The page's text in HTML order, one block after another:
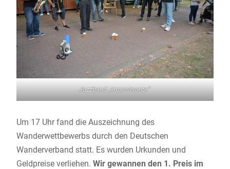
Jazzband „Improvisante“
Um 17 Uhr fand die Auszeichnung des
Wanderwettbewerbs durch den Deutschen
Wanderverband statt. Es wurden Urkunden und
Geldpreise verliehen. Wir gewannen den 1. Preis im